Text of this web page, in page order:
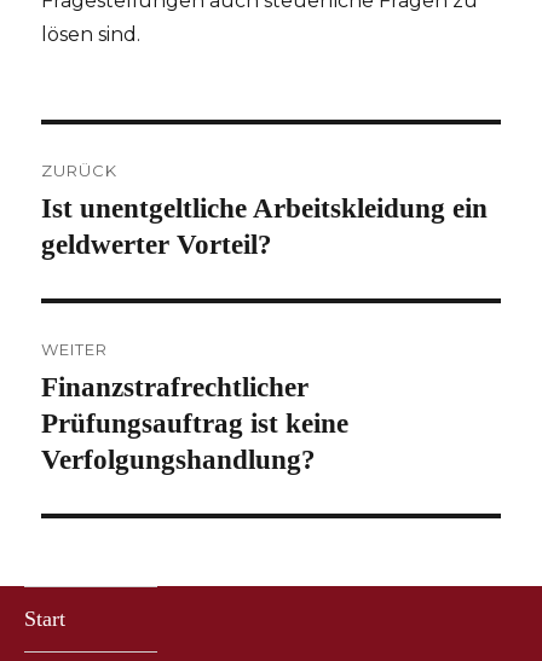
lösen sind.
ZURÜCK
Vorheriger
Beitrag:
Ist unentgeltliche Arbeitskleidung ein
geldwerter Vorteil?
WEITER
Nächster
Beitrag:
Finanzstrafrechtlicher
Prüfungsauftrag ist keine
Verfolgungshandlung?
Start